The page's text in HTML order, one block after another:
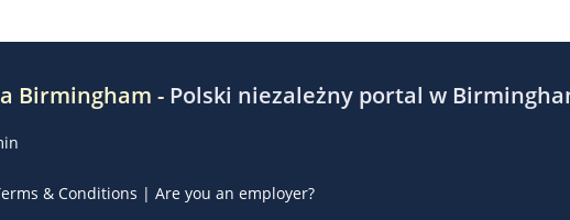
Birmingham - Polski niezależny portal w
& Conditions | Are you an employer?